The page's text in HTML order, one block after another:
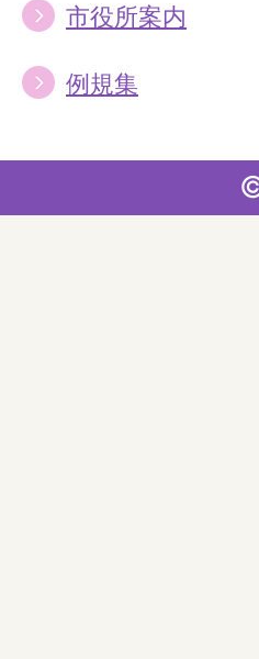
市役所案内
例規集